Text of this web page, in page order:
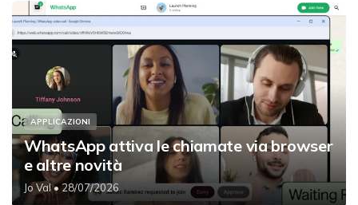
APPLICAZIONI
WhatsApp attiva le chiamate via browser
e altre novità
Jo Val• 28/07/2026